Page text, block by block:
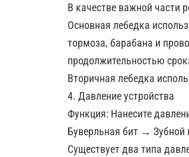
В качестве важной части
Основная лебедка
тормоза, барабана и
продолжительностью
Вторичная лебедка
4. Давление устройства
Функция: Нанесите
Буверльная бит → Зубной
Существует два типа